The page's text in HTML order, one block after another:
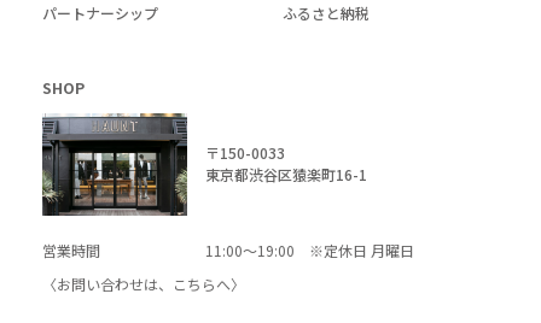
パートナーシップ
ふるさと納税
SHOP
〒150-0033
東京都渋谷区猿楽町16-1
営業時間
11:00～19:00 ※定休日 月曜日
〈お問い合わせは、
こちらへ〉